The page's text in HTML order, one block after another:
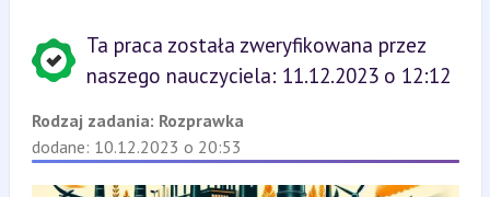
Ta praca została zweryfikowana przez
naszego nauczyciela: 11.12.2023 o 12:12
Rodzaj zadania: Rozprawka
dodane: 10.12.2023 o 20:53